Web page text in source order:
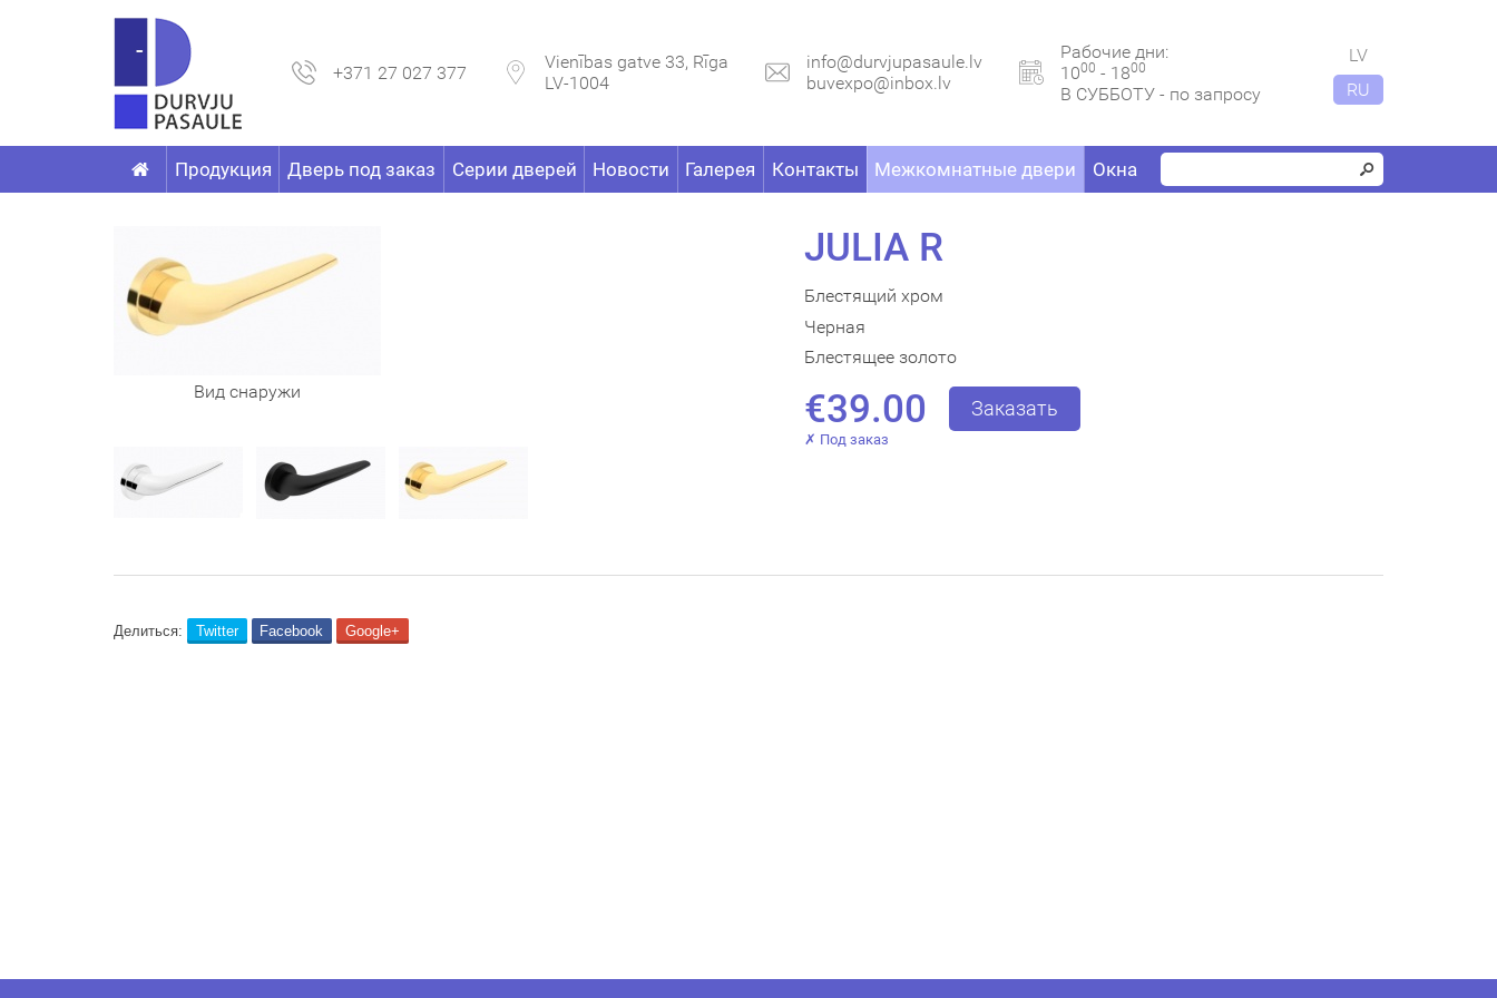
+371 27 027 377
Vienības gatve 33, Rīga
LV-1004
info@durvjupasaule.lv
buvexpo@inbox.lv
Рабочие дни:
1000 - 1800
В СУББОТУ - по запросу
LV
RU
Продукция Дверь под заказ Серии дверей Новости Галерея Контакты Межкомнатные двери Окна
Вид снаружи
JULIA R
Блестящий хром
Черная
Блестящее золото
€39.00 Заказать
✗ Под заказ
Делиться: Twitter Facebook Google+
durvis